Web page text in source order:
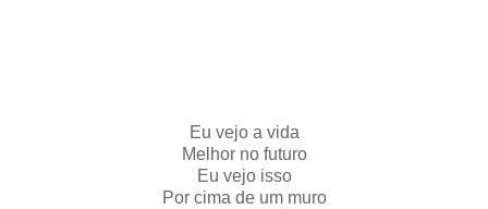
Eu vejo a vida
Melhor no futuro
Eu vejo isso
Por cima de um muro